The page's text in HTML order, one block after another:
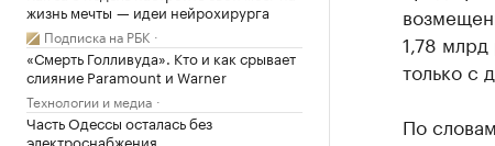
жизнь мечты — идеи нейрохирурга
Подписка на РБК
«Смерть Голливуда». Кто и как срывает
слияние Paramount и Warner
Технологии и медиа
Часть Одессы осталась без
электроснабжения
1,78
только с
По